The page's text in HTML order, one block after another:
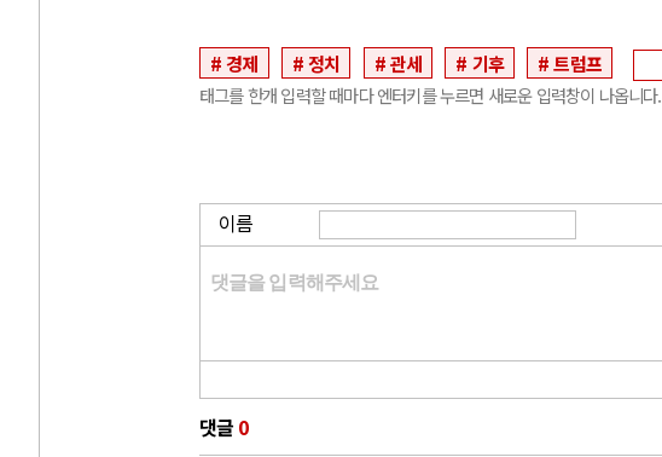
경제 정치 관세 기후 트럼프
태그를 한개 입력할 때마다 엔터키를 누르면 새로운 입력창이 나옵니다.
이름
댓글 0